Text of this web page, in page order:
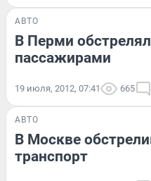
АВТО
В Перми
пассажирами
19 июля, 2012, 07:41 665
АВТО
В Москве
транспорт